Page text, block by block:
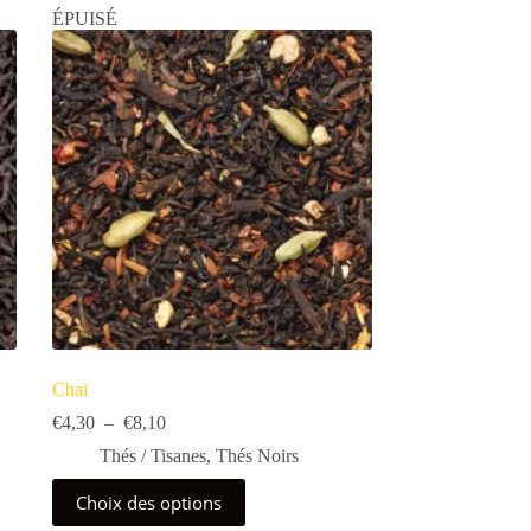
ÉPUISÉ
Chaï
€4,30 – €8,10Plage
prix :
€4,30
à
Thés / Tisanes, Thés Noirs
Choix des options
Ce
produit